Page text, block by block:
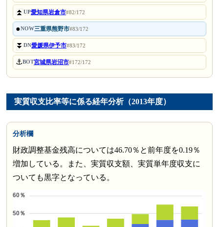
⏫UP愛知県岩倉市#82/172
●NOW三重県熊野市#83/172
⏬DN愛媛県伊予市#83/172
⚓BOT宮城県岩沼市#172/172
実質収支比率等に係る経年分析（2013年度）
分析欄
財政調整基金残高については46.70％と前年度を0.19％
増加している。また、実質収支額、実質単年度収支に
ついても黒字となっている。